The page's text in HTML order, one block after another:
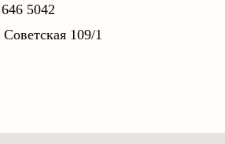
5042
109/1